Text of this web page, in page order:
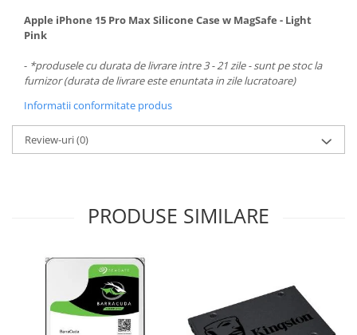
Software
Printing
Multifunctionale
Imprimante
Imprimante 3D
Televizoare & accesorii
Multimedia
Foto & Video
Cloud si Aplicatii SaaS
Apple iPhone 15 Pro Max Silicone Case w MagSafe - Light
Pink
- *produsele cu durata de livrare intre 3 - 21 zile - sunt pe stoc la
furnizor (durata de livrare este enuntata in zile lucratoare)
Informatii conformitate produs
Review-uri(0)
PRODUSE SIMILARE